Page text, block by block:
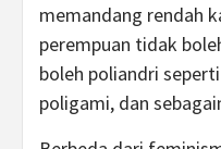
memandang rendah
perempuan tidak
boleh poliandri
poligami, dan